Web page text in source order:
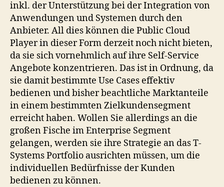
inkl. der Unterstützung bei der Integration von
Anwendungen und Systemen durch den
Anbieter. All dies können die Public Cloud
Player in dieser Form derzeit noch nicht bieten,
da sie sich vornehmlich auf ihre Self-Service
Angebote konzentrieren. Das ist in Ordnung, da
sie damit bestimmte Use Cases effektiv
bedienen und bisher beachtliche Marktanteile
in einem bestimmten Zielkundensegment
erreicht haben. Wollen Sie allerdings an die
großen Fische im Enterprise Segment
gelangen, werden sie ihre Strategie an das T-
Systems Portfolio ausrichten müssen, um die
individuellen Bedürfnisse der Kunden
bedienen zu können.